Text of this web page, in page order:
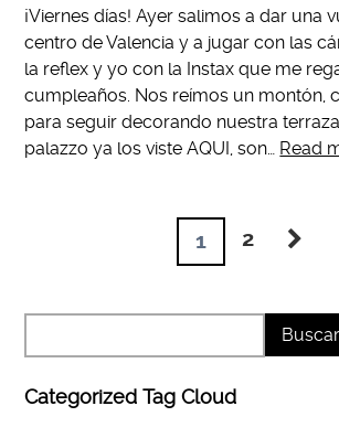
¡Viernes días! Ayer salimos a dar una
centro de Valencia y a jugar con las
la reflex y yo con la Instax que me
cumpleaños. Nos reímos un montón,
para seguir decorando nuestra
palazzo ya los viste AQUI, son… Read
1 2
Categorized Tag Cloud